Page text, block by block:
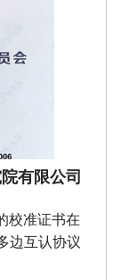
有限公司
校准证书在
边互认协议